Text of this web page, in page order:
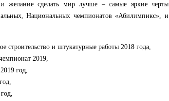
и желание сделать мир лучше – самые яркие черты
Национальных чемпионатов «Абилимпикс», и
строительство и штукатурные работы 2018 года,
2019,
год,